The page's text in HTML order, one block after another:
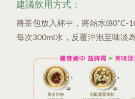
建議飲用方式：
將茶包放入杯中，將熱水(80˚C-
每次300ml水，反覆沖泡至味淡為